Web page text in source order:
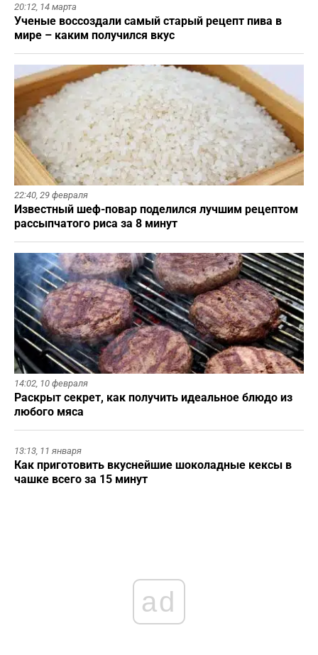
20:12, 14 марта
Ученые воссоздали самый старый рецепт пива в
мире – каким получился вкус
22:40, 29 февраля
Известный шеф-повар поделился лучшим рецептом
рассыпчатого риса за 8 минут
14:02, 10 февраля
Раскрыт секрет, как получить идеальное блюдо из
любого мяса
13:13, 11 января
Как приготовить вкуснейшие шоколадные кексы в
чашке всего за 15 минут
ad